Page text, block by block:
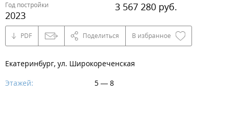
Год постройки
2023
3 567 280 руб.
PDF Поделиться В избранное
Екатеринбург, ул. Широкореченская
Этажей:
5 — 8